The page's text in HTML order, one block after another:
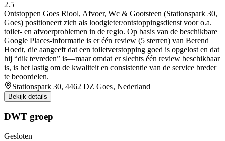
2.5
Ontstoppen Goes Riool, Afvoer, Wc & Gootsteen (Stationspark 30,
Goes) positioneert zich als loodgieter/ontstoppingsdienst voor o.a.
toilet- en afvoerproblemen in de regio. Op basis van de beschikbare
Google Places-informatie is er één review (5 sterren) van Berend
Hoedt, die aangeeft dat een toiletverstopping goed is opgelost en dat
hij “dik tevreden” is—maar omdat er slechts één review beschikbaar
is, is het lastig om de kwaliteit en consistentie van de service breder
te beoordelen.
Stationspark 30, 4462 DZ Goes, Nederland
Bekijk details
DWT groep
Gesloten